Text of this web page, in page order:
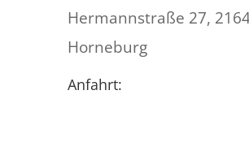
Hermannstraße 27,
Horneburg ‎
Anfahrt: